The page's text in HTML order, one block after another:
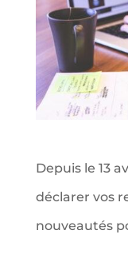
Depuis le 13
déclarer vos
nouveautés